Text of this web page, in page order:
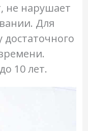
не нарушает
Для
10 лет.